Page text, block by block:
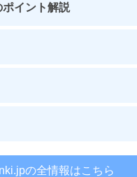
イント解説
の全情報はこちら